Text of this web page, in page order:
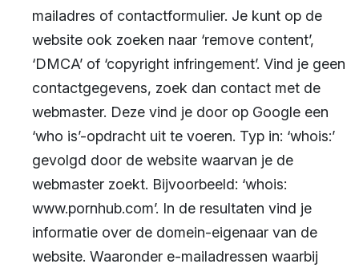
mailadres of contactformulier. Je kunt op de
website ook zoeken naar ‘remove content’,
‘DMCA’ of ‘copyright infringement’. Vind je geen
contactgegevens, zoek dan contact met de
webmaster. Deze vind je door op Google een
‘who is’-opdracht uit te voeren. Typ in: ‘whois:’
gevolgd door de website waarvan je de
webmaster zoekt. Bijvoorbeeld: ‘whois:
www.pornhub.com’. In de resultaten vind je
informatie over de domein-eigenaar van de
website. Waaronder e-mailadressen waarbij